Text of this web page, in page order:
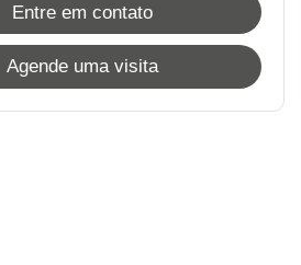
Entre em contato
Agende uma visita